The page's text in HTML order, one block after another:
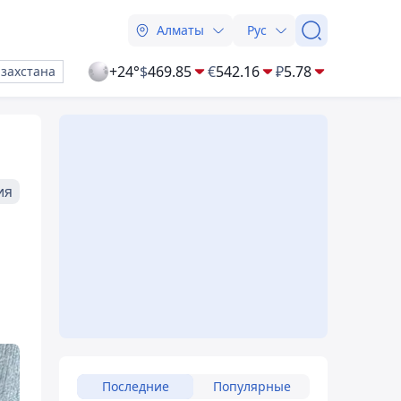
Алматы Рус
+24°$469.85 €542.16 ₽5.78
Последние Популярные